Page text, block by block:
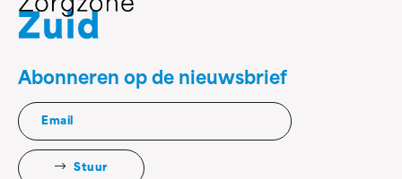
Abonneren op de nieuwsbrief
Stuur